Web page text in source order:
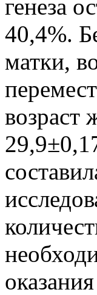
генеза
40,4%.
матки,
возраст